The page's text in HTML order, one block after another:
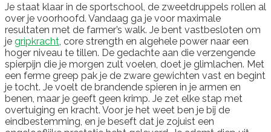
Je staat klaar in de sportschool, de zweetdruppels rollen al
over je voorhoofd. Vandaag ga je voor maximale
resultaten met de farmer’s walk. Je bent vastbesloten om
je gripkracht, core strength en algehele power naar een
hoger niveau te tillen. De gedachte aan die verzengende
spierpijn die je morgen zult voelen, doet je glimlachen. Met
een ferme greep pak je de zware gewichten vast en begint
je tocht. Je voelt de brandende spieren in je armen en
benen, maar je geeft geen krimp. Je zet elke stap met
overtuiging en kracht. Voor je het weet ben je bij de
eindbestemming, en je beseft dat je zojuist een